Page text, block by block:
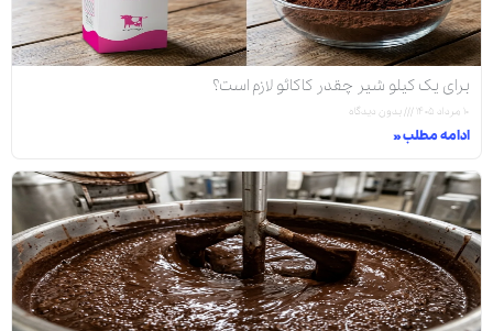
برای یک کیلو شیر چقدر کاکائو لازم است؟
۱۰ مرداد ۱۴۰۵ بدون دیدگاه
ادامه مطلب »